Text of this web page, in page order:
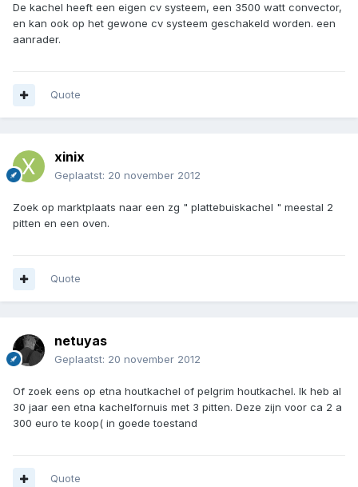
De kachel heeft een eigen cv systeem, een 3500 watt convector,
en kan ook op het gewone cv systeem geschakeld worden. een
aanrader.
Quote
xinix
Geplaatst: 20 november 2012
Zoek op marktplaats naar een zg " plattebuiskachel " meestal 2
pitten en een oven.
Quote
netuyas
Geplaatst: 20 november 2012
Of zoek eens op etna houtkachel of pelgrim houtkachel. Ik heb al
30 jaar een etna kachelfornuis met 3 pitten. Deze zijn voor ca 2 a
300 euro te koop( in goede toestand
Quote